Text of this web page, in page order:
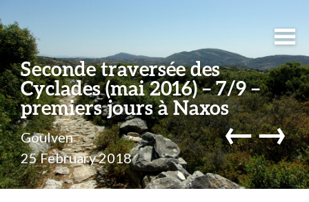
Seconde traversée des
Cyclades (mai 2016) – 7/9 –
premiers jours à Naxos
Goulven
25 February 2018
←→